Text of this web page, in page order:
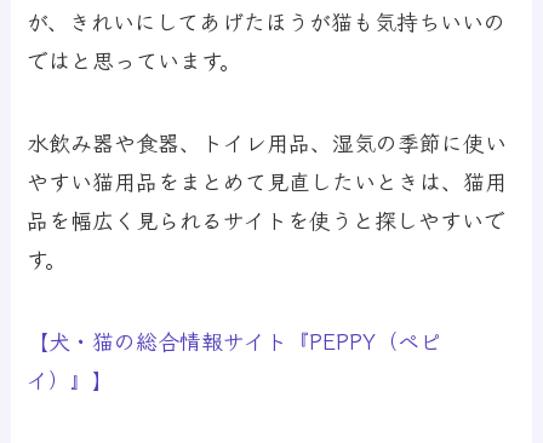
が、きれいにしてあげたほうが猫も気持ちいいの
ではと思っています。
水飲み器や食器、トイレ用品、湿気の季節に使い
やすい猫用品をまとめて見直したいときは、猫用
品を幅広く見られるサイトを使うと探しやすいで
す。
【犬・猫の総合情報サイト『PEPPY（ペピ
イ）』】